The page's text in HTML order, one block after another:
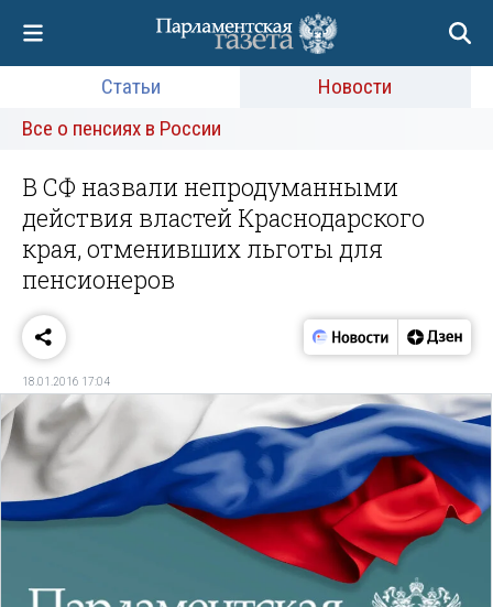
Статьи
Новости
Все о пенсиях в России
В СФ назвали непродуманными
действия властей Краснодарского
края, отменивших льготы для
пенсионеров
18.01.2016 17:04